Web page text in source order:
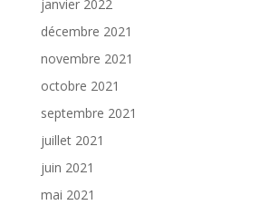
janvier 2022
décembre 2021
novembre 2021
octobre 2021
septembre 2021
juillet 2021
juin 2021
mai 2021